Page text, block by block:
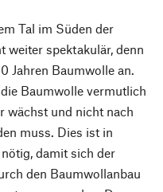
Tal im Süden der
weiter spektakulär, denn
Jahren Baumwolle an.
Baumwolle vermutlich
wächst und nicht nach
muss. Dies ist in
damit sich der
den Baumwollanbau